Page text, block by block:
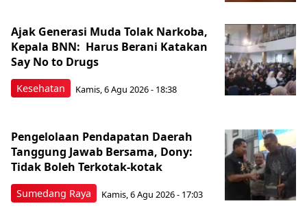
Kesehatan
Ajak Generasi Muda Tolak Narkoba,
Kepala BNN: Harus Berani Katakan
Say No to Drugs
Kamis, 6 Agu 2026 - 18:38
Sumedang Raya
Pengelolaan Pendapatan Daerah
Tanggung Jawab Bersama, Dony:
Tidak Boleh Terkotak-kotak
Kamis, 6 Agu 2026 - 17:03